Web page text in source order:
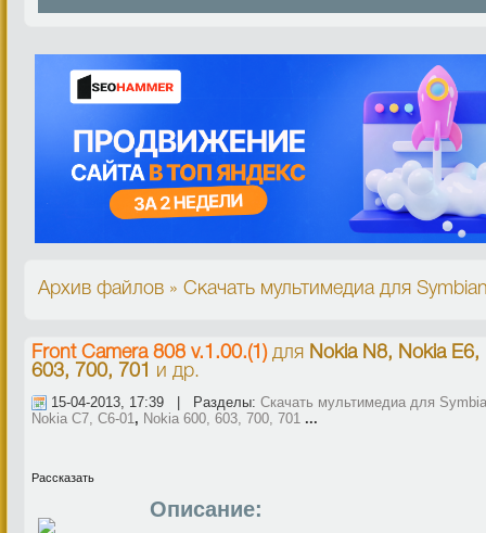
Архив файлов » Скачать мультимедиа для
Front Camera 808 v.1.00.(1)для Nokia N8, Nokia
603, 700, 701
и др.
15-04-2013, 17:39 | Разделы: Скачать мультимедиа для
Nokia C7, C6-01 , Nokia 600, 603, 700, 701 ...
Рассказать
Описание: